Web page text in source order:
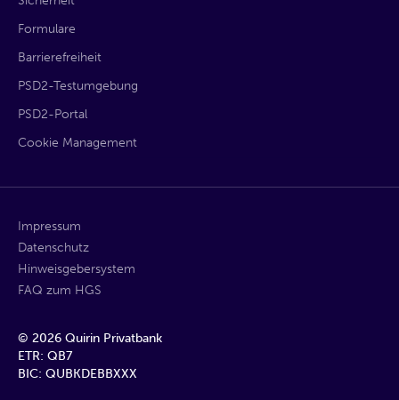
Formulare
Barrierefreiheit
PSD2-Testumgebung
PSD2-Portal
Cookie Management
© 2026 Quirin Privatbank
ETR: QB7
BIC: QUBKDEBBXXX
Impressum
Datenschutz
Hinweisgebersystem
FAQ zum HGS